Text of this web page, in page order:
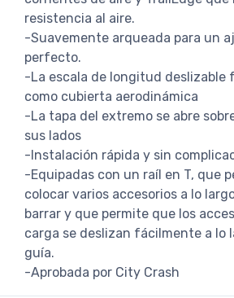
resistencia al aire.
-Suavemente arqueada para un
perfecto.
-La escala de longitud deslizable
como cubierta aerodinámica
-La tapa del extremo se abre
sus lados
-Instalación rápida y sin
-Equipadas con un raíl en T, que
colocar varios accesorios a lo
barrar y que permite que los
carga se deslizan fácilmente a lo
guía.
-Aprobada por City Crash